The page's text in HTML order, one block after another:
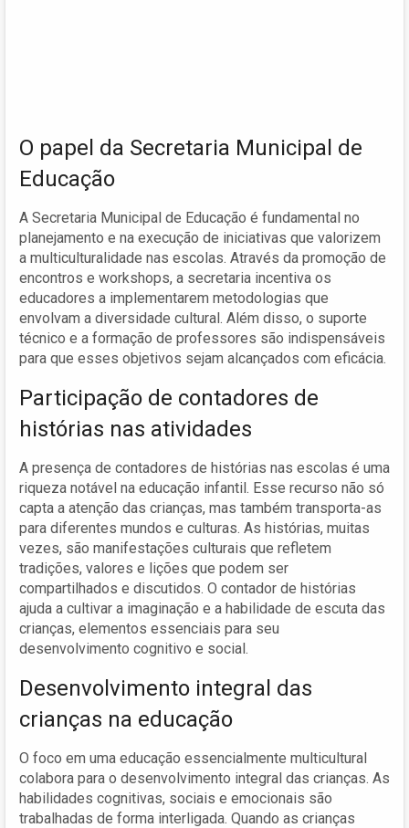
O papel da Secretaria Municipal de
Educação
A Secretaria Municipal de Educação é fundamental no
planejamento e na execução de iniciativas que valorizem
a multiculturalidade nas escolas. Através da promoção de
encontros e workshops, a secretaria incentiva os
educadores a implementarem metodologias que
envolvam a diversidade cultural. Além disso, o suporte
técnico e a formação de professores são indispensáveis
para que esses objetivos sejam alcançados com eficácia.
Participação de contadores de
histórias nas atividades
A presença de contadores de histórias nas escolas é uma
riqueza notável na educação infantil. Esse recurso não só
capta a atenção das crianças, mas também transporta-as
para diferentes mundos e culturas. As histórias, muitas
vezes, são manifestações culturais que refletem
tradições, valores e lições que podem ser
compartilhados e discutidos. O contador de histórias
ajuda a cultivar a imaginação e a habilidade de escuta das
crianças, elementos essenciais para seu
desenvolvimento cognitivo e social.
Desenvolvimento integral das
crianças na educação
O foco em uma educação essencialmente multicultural
colabora para o desenvolvimento integral das crianças. As
habilidades cognitivas, sociais e emocionais são
trabalhadas de forma interligada. Quando as crianças